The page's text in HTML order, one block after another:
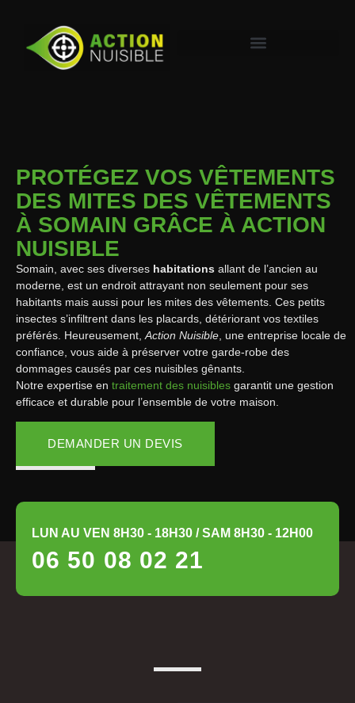
PROTÉGEZ VOS VÊTEMENTS
DES MITES DES VÊTEMENTS
À SOMAIN GRÂCE À ACTION
NUISIBLE
Somain, avec ses diverses habitations allant de l’ancien au
moderne, est un endroit attrayant non seulement pour ses
habitants mais aussi pour les mites des vêtements. Ces petits
insectes s’infiltrent dans les placards, détériorant vos textiles
préférés. Heureusement, Action Nuisible , une entreprise locale de
confiance, vous aide à préserver votre garde-robe des
dommages causés par ces nuisibles gênants.
Notre expertise en traitement des nuisibles garantit une gestion
efficace et durable pour l’ensemble de votre maison.
DEMANDER UN DEVIS
LUN AU VEN 8H30 - 18H30 / SAM 8H30 - 12H00
06 50 08 02 21